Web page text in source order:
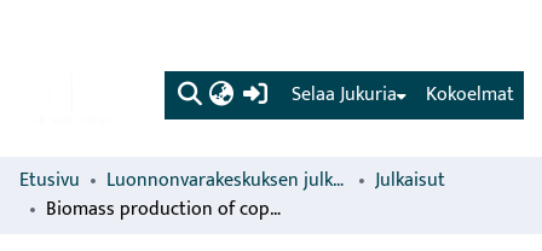
(current) Kokoelmat
Selaa Jukuria
Etusivu Luonnonvarakeskuksen julkaisut
Julkaisut
Biomass production of coppiced hybrid aspen on agricultural soil in Finland - 2-year results